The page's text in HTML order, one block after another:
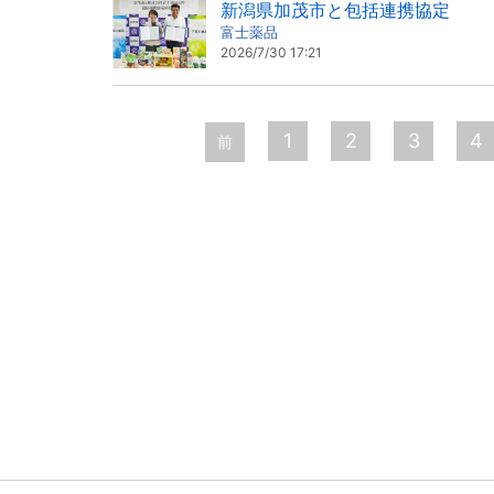
新潟県加茂市と包括連携協定
富士薬品
2026/7/30 17:21
前 1 2 3 4